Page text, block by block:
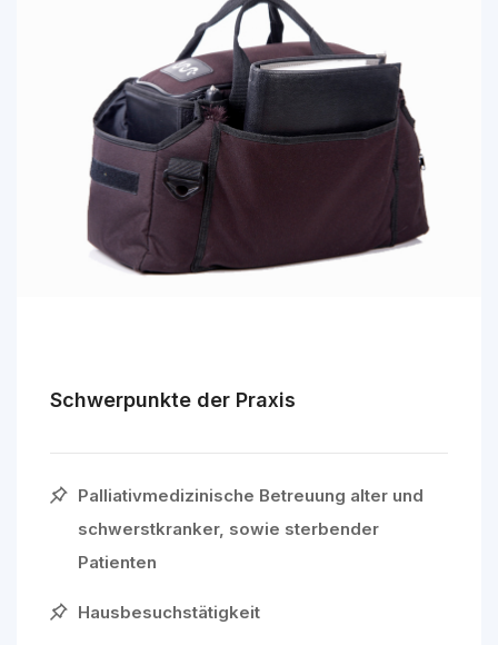
Schwerpunkte der Praxis
Palliativmedizinische Betreuung alter und
schwerstkranker, sowie sterbender
Patienten
Hausbesuchstätigkeit